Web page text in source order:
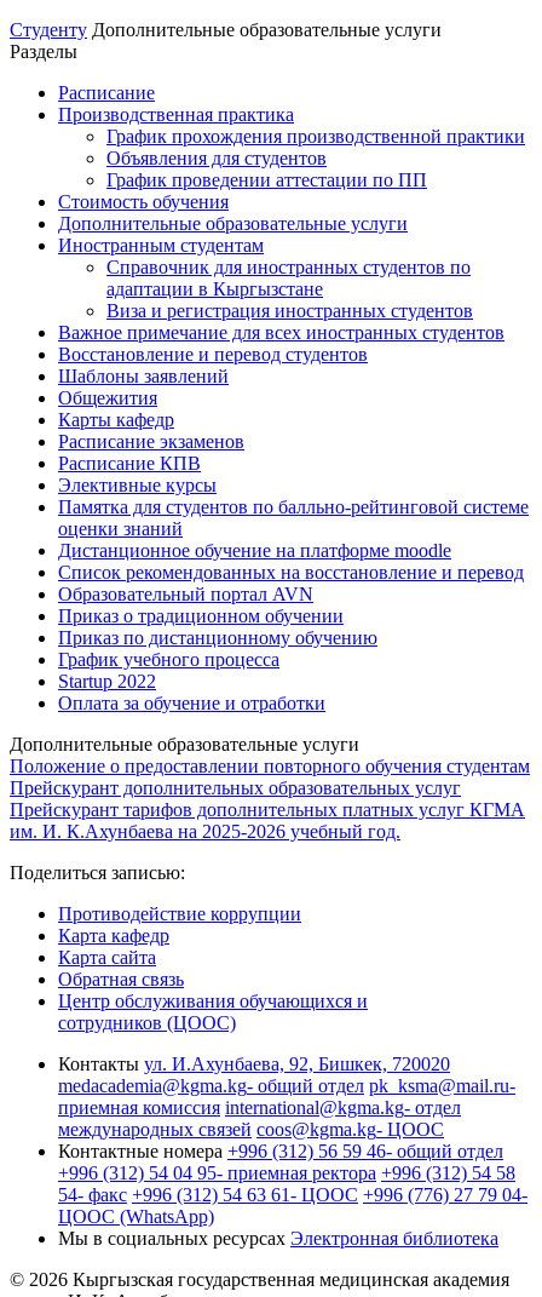
Студенту Дополнительные образовательные услуги
Разделы
Расписание
Производственная практика
График прохождения производственной практики
Объявления для студентов
График проведении аттестации по ПП
Стоимость обучения
Дополнительные образовательные услуги
Иностранным студентам
Справочник для иностранных студентов по
адаптации в Кыргызстане
Виза и регистрация иностранных студентов
Важное примечание для всех иностранных студентов
Восстановление и перевод студентов
Шаблоны заявлений
Общежития
Карты кафедр
Расписание экзаменов
Расписание КПВ
Элективные курсы
Памятка для студентов по балльно-рейтинговой системе
оценки знаний
Дистанционное обучение на платформе moodle
Список рекомендованных на восстановление и перевод
Образовательный портал AVN
Приказ о традиционном обучении
Приказ по дистанционному обучению
График учебного процесса
Startup 2022
Оплата за обучение и отработки
Дополнительные образовательные услуги
Положение о предоставлении повторного обучения студентам
Прейскурант дополнительных образовательных услуг
Прейскурант тарифов дополнительных платных услуг КГМА
им. И. К.Ахунбаева на 2025-2026 учебный год.
Поделиться записью:
Противодействие коррупции
Карта кафедр
Карта сайта
Обратная связь
Центр обслуживания обучающихся и
сотрудников (ЦООС)
Контакты ул. И.Ахунбаева, 92, Бишкек, 720020
medacademia@kgma.kg- общий отдел pk_ksma@mail.ru-
приемная комиссия international@kgma.kg- отдел
международных связей coos@kgma.kg- ЦООС
Контактные номера +996 (312) 56 59 46- общий отдел
+996 (312) 54 04 95- приемная ректора +996 (312) 54 58
54- факс +996 (312) 54 63 61- ЦООС +996 (776) 27 79 04-
ЦООС (WhatsApp)
Мы в социальных ресурсах Электронная библиотека
© 2026 Кыргызская государственная медицинская академия